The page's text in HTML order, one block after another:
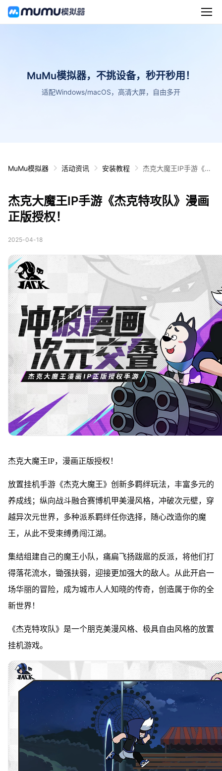
MuMu模拟器，不挑设备，秒开秒用！
适配Windows/macOS，高清大屏，自由多开
MuMu模拟器 活动资讯 安装教程
杰克大魔王IP手游《杰
杰克大魔王IP手游《杰克特攻队》漫画
正版授权！
2025-04-18
杰克大魔王IP，漫画正版授权！
放置挂机手游《杰克大魔王》创新多羁绊玩法，丰富多元的
养成线；纵向战斗融合赛博机甲美漫风格，冲破次元壁，穿
越异次元世界，多种派系羁绊任你选择，随心改造你的魔
王，从此不受束缚勇闯江湖。
集结组建自己的魔王小队，痛扁飞扬跋扈的反派，将他们打
得落花流水，锄强扶弱，迎接更加强大的敌人。从此开启一
场华丽的冒险，成为城市人人知晓的传奇，创造属于你的全
新世界！
《杰克特攻队》是一个朋克美漫风格、极具自由风格的放置
挂机游戏。